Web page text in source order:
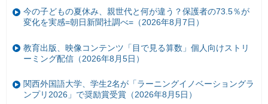
今の子どもの夏休み、親世代と何が違う？保護者の73.5％が
変化を実感=朝日新聞社調べ=（2026年8月7日）
教育出版、映像コンテンツ「目で見る算数」個人向けストリ
ーミング配信（2026年8月5日）
関西外国語大学、学生2名が「ラーニングイノベーショングラ
ンプリ2026」で奨励賞受賞（2026年8月5日）